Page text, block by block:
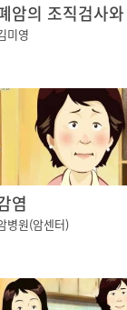
미영
염
병원(암센터)